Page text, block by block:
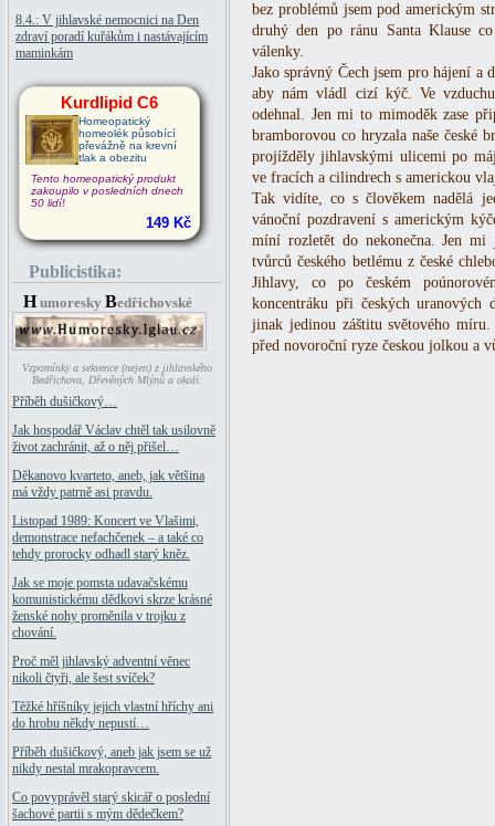
8.4.: V jihlavské nemocnici na Den
zdraví poradí kuřákům i nastávajícím
maminkám
Kurdlipid C6
Homeopatický
homeolék působící
převážně na krevní
tlak a obezitu
Tento homeopatický produkt
zakoupilo v posledních dnech
50 lidí!
149 Kč
Publicistika:
H umoresky Bedřichovské
Vzpomínky a sekvence (nejen) z jihlavského
Bedřichova, Dřevěných Mlýnů a okolí:
Příběh dušičkový…
Jak hospodář Václav chtěl tak usilovně
život zachránit, až o něj přišel…
Děkanovo kvarteto, aneb, jak většina
má vždy patrně asi pravdu.
Listopad 1989: Koncert ve Vlašimi,
demonstrace nefachčenek – a také co
tehdy prorocky odhadl starý kněz.
Jak se moje pomsta udavačskému
komunistickému dědkovi skrze krásné
ženské nohy proměnila v trojku z
chování.
Proč měl jihlavský adventní věnec
nikoli čtyři, ale šest svíček?
Těžké hříšníky jejich vlastní hříchy ani
do hrobu někdy nepustí…
Příběh dušičkový, aneb jak jsem se už
nikdy nestal mrakopravcem.
Co povyprávěl starý skicář o poslední
šachové partii s mým dědečkem?
bez problémů jsem pod americkým
druhý den po ránu Santa Klause
válenky.
Jako správný Čech jsem pro hájení a
aby nám vládl cizí kýč. Ve
odehnal. Jen mi to mimoděk zase
bramborovou co hryzala naše české
projížděly jihlavskými ulicemi po
ve fracích a cilindrech s americkou
Tak vidíte, co s člověkem nadělá
vánoční pozdravení s americkým
míní rozletět do nekonečna. Jen
tvůrců českého betlému z české
Jihlavy, co po českém
koncentráku při českých uranových
jinak jedinou záštitu světového
před novoroční ryze českou jolkou a